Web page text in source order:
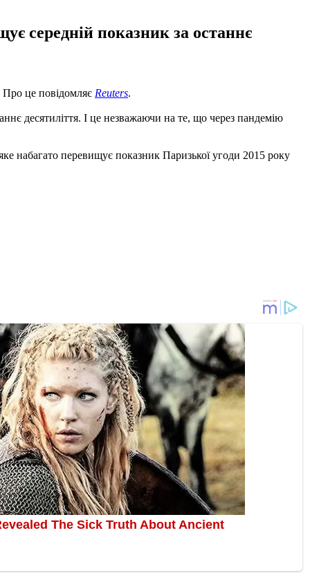
середній показник за останнє
Про це повідомляє Reuters.
десятиліття. І це незважаючи на те, що через пандемію
набагато перевищує показник Паризької угоди 2015 року